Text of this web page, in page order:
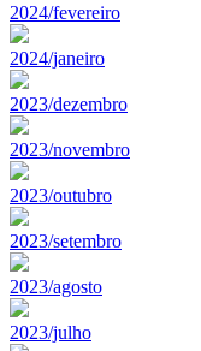
2024/fevereiro
2024/janeiro
2023/dezembro
2023/novembro
2023/outubro
2023/setembro
2023/agosto
2023/julho